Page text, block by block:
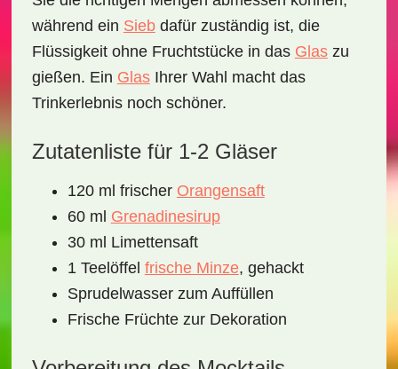
während ein Siebdafür zuständig ist, die
Flüssigkeit ohne Fruchtstücke in das Glaszu
gießen. Ein GlasIhrer Wahl macht das
Trinkerlebnis noch schöner.
Zutatenliste für 1-2 Gläser
120 ml frischer Orangensaft
60 ml Grenadinesirup
30 ml Limettensaft
1 Teelöffel frische Minze, gehackt
Sprudelwasser zum Auffüllen
Frische Früchtezur Dekoration